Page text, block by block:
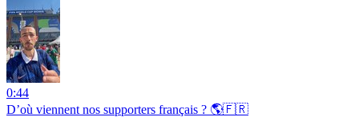
0:44
D’où viennent nos supporters français ? 🌎🇫🇷